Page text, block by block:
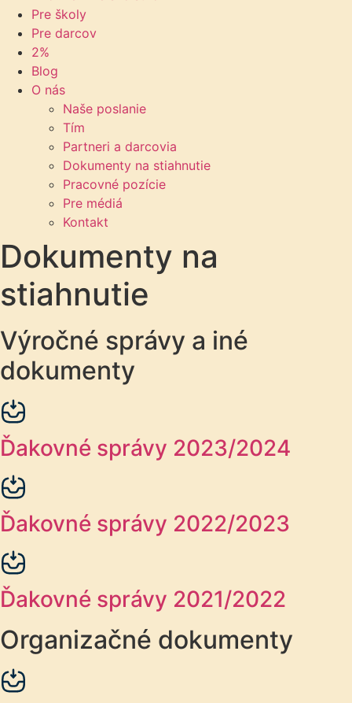
Pre školy
Pre darcov
2%
Blog
O nás
Naše poslanie
Tím
Partneri a darcovia
Dokumenty na stiahnutie
Pracovné pozície
Pre médiá
Kontakt
Dokumenty na
stiahnutie
Výročné správy a iné
dokumenty
Ďakovné správy 2023/2024
Ďakovné správy 2022/2023
Ďakovné správy 2021/2022
Organizačné dokumenty